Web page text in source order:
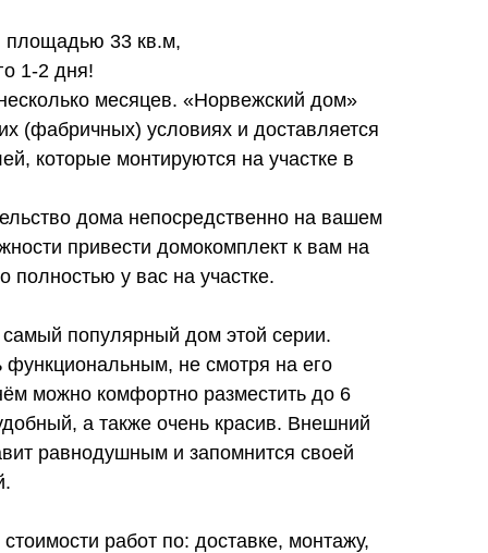
площадью 33 кв.м,
1-2 дня!
месяцев. «Норвежский дом»
(фабричных) условиях и доставляется
которые монтируются на участке в
дома непосредственно на вашем
привести домокомплект к вам на
полностью у вас на участке.
популярный дом этой серии.
функциональным, не смотря на его
можно комфортно разместить до 6
а также очень красив. Внешний
равнодушным и запомнится своей
работ по: доставке, монтажу,